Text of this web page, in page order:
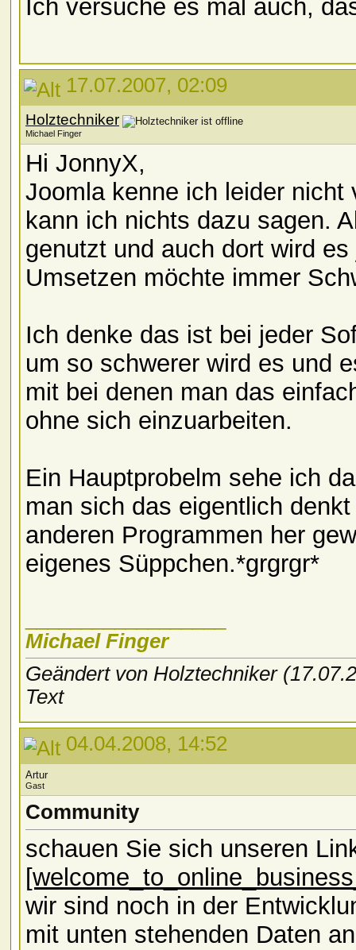
Ich versuche es mal auch,
17.07.2007, 02:09
Holztechniker
Michael Finger
Hi JonnyX,
Joomla kenne ich leider nicht
kann ich nichts dazu sagen.
genutzt und auch dort wird
Umsetzen möchte immer
Ich denke das ist bei jeder
um so schwerer wird es und
mit bei denen man das
ohne sich einzuarbeiten.
Ein Hauptprobelm sehe ich
man sich das eigentlich
anderen Programmen her
eigenes Süppchen.*grgrgr*
Michael Finger
Geändert von Holztechniker
Text
04.04.2008, 14:52
Artur
Gast
Community
schauen Sie sich unseren
wir sind noch in der
mit unten stehenden Daten